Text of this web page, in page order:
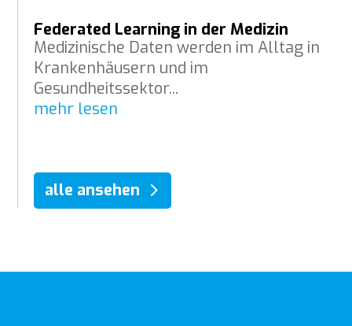
Federated Learning in der Medizin
Medizinische Daten werden im Alltag in
Krankenhäusern und im
Gesundheitssektor...
mehr lesen
alle ansehen